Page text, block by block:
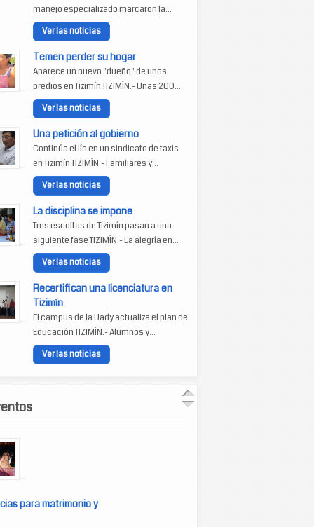
manejo especializado marcaron la...
Ver las noticias
Temen perder su hogar
Aparece un nuevo "dueño" de unos
predios en Tizimín TIZIMÍN.- Unas 200...
Ver las noticias
Una petición al gobierno
Continúa el lío en un sindicato de taxis
en Tizimín TIZIMÍN.- Familiares y...
Ver las noticias
La disciplina se impone
Tres escoltas de Tizimín pasan a una
siguiente fase TIZIMÍN.- La alegría en...
Ver las noticias
Recertifican una licenciatura en
Tizimín
El campus de la Uady actualiza el plan de
Educación TIZIMÍN.- Alumnos y...
Ver las noticias
para matrimonio y